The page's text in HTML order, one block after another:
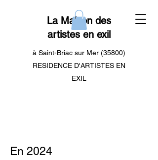
La Maison des
artistes en exil
à Saint-Briac sur Mer (35800)
RESIDENCE D'ARTISTES EN
EXIL
En 2024